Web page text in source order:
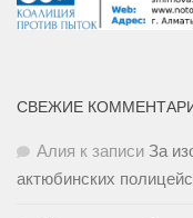
СВЕЖИЕ
Алия к записи За
актюбинских